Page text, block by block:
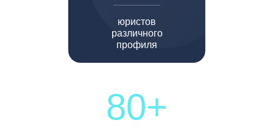
юристов
различного
профиля
80+